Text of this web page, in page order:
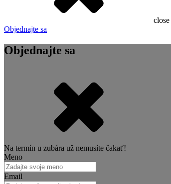
close
Objednajte sa
Objednajte sa
Na termín u zubára už nemusíte čakať!
Meno
Email